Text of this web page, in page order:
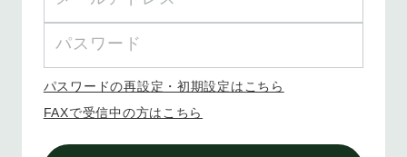
パスワードの再設定・初期設定はこちら
FAXで受信中の方はこちら